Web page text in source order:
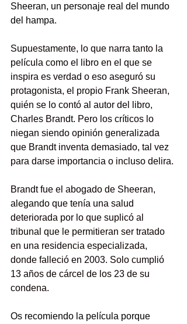
Sheeran, un personaje real del mundo
del hampa.
Supuestamente, lo que narra tanto la
película como el libro en el que se
inspira es verdad o eso aseguró su
protagonista, el propio Frank Sheeran,
quién se lo contó al autor del libro,
Charles Brandt. Pero los críticos lo
niegan siendo opinión generalizada
que Brandt inventa demasiado, tal vez
para darse importancia o incluso delira.
Brandt fue el abogado de Sheeran,
alegando que tenía una salud
deteriorada por lo que suplicó al
tribunal que le permitieran ser tratado
en una residencia especializada,
donde falleció en 2003. Solo cumplió
13 años de cárcel de los 23 de su
condena.
Os recomiendo la película porque